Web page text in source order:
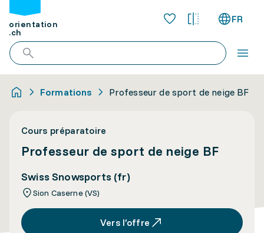
orientation
.ch
FR
Formations Professeur de sport de neige BF
Cours préparatoire
Professeur de sport de neige BF
Swiss Snowsports (fr)
Sion Caserne (VS)
Vers l’offre